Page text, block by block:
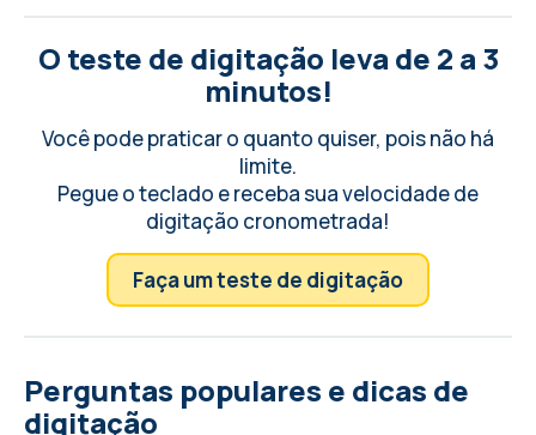
O teste de digitação leva de 2 a 3
minutos!
Você pode praticar o quanto quiser, pois não há
limite.
Pegue o teclado e receba sua velocidade de
digitação cronometrada!
Faça um teste de digitação
Perguntas populares e dicas de
digitação